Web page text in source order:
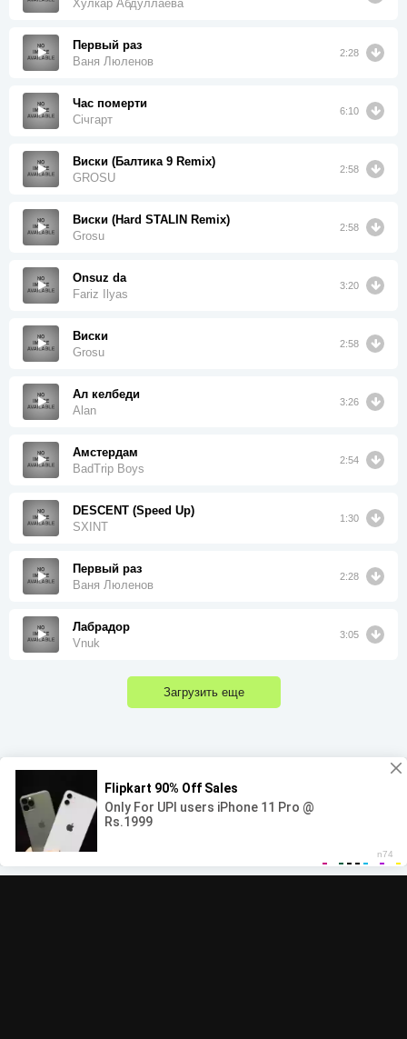
Хулкар Абдуллаева
Первый раз
Ваня Люленов
2:28
Час померти
Січгарт
6:10
Виски (Балтика 9 Remix)
GROSU
2:58
Виски (Hard STALIN Remix)
Grosu
2:58
Onsuz da
Fariz Ilyas
3:20
Виски
Grosu
2:58
Ал келбеди
Alan
3:26
Амстердам
BadTrip Boys
2:54
DESCENT (Speed Up)
SXINT
1:30
Первый раз
Ваня Люленов
2:28
Лабрадор
Vnuk
3:05
Загрузить еще
00:00